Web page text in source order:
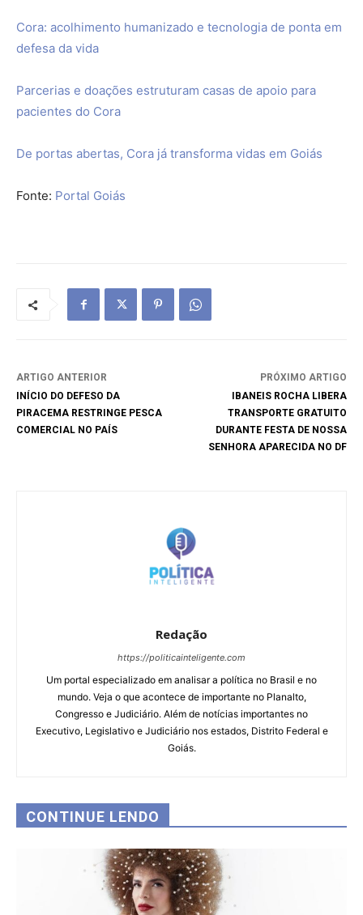
Cora: acolhimento humanizado e tecnologia de ponta em
defesa da vida
Parcerias e doações estruturam casas de apoio para
pacientes do Cora
De portas abertas, Cora já transforma vidas em Goiás
Fonte: Portal Goiás
ARTIGO ANTERIOR
INÍCIO DO DEFESO DA
PIRACEMA RESTRINGE PESCA
COMERCIAL NO PAÍS
PRÓXIMO ARTIGO
IBANEIS ROCHA LIBERA
TRANSPORTE GRATUITO
DURANTE FESTA DE NOSSA
SENHORA APARECIDA NO DF
Redação
https://politicainteligente.com
Um portal especializado em analisar a política no Brasil e no
mundo. Veja o que acontece de importante no Planalto,
Congresso e Judiciário. Além de notícias importantes no
Executivo, Legislativo e Judiciário nos estados, Distrito Federal e
Goiás.
CONTINUE LENDO